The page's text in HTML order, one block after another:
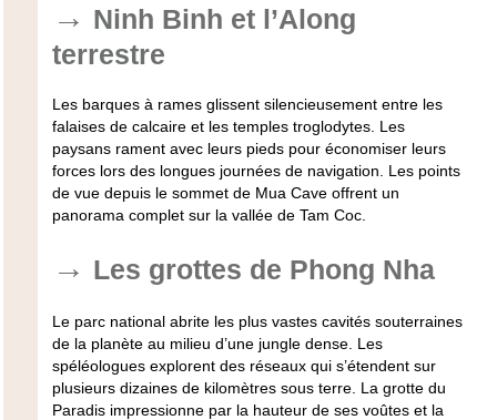
Ninh Binh et l’Along
terrestre
Les barques à rames glissent silencieusement entre les
falaises de calcaire et les temples troglodytes. Les
paysans rament avec leurs pieds pour économiser leurs
forces lors des longues journées de navigation. Les points
de vue depuis le sommet de Mua Cave offrent un
panorama complet sur la vallée de Tam Coc.
Les grottes de Phong Nha
Le parc national abrite les plus vastes cavités souterraines
de la planète au milieu d’une jungle dense. Les
spéléologues explorent des réseaux qui s’étendent sur
plusieurs dizaines de kilomètres sous terre. La grotte du
Paradis impressionne par la hauteur de ses voûtes et la